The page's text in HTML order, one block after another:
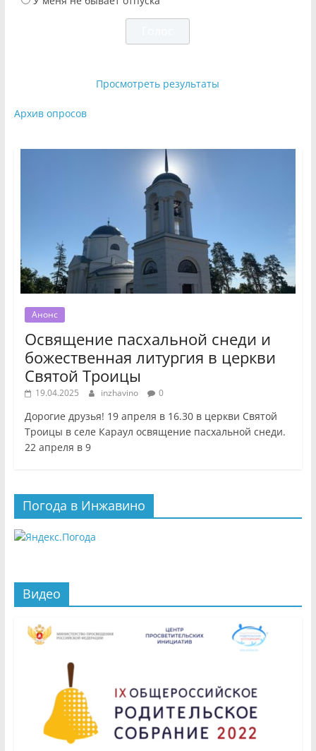
Просмотреть результаты
Архив опросов
Анонс
Освящение пасхальной снеди и
божественная литургия в церкви
Святой Троицы
19.04.2025 inzhavino 0
Дорогие друзья! 19 апреля в 16.30 в церкви Святой
Троицы в селе Караул освящение пасхальной снеди.
22 апреля в 9
Погода в Инжавино
Видео